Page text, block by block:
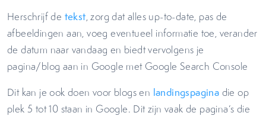
Herschrijf de tekst, zorg dat alles up-to-date, pas de
afbeeldingen aan, voeg eventueel informatie toe, verander
de datum naar vandaag en biedt vervolgens je
pagina/blog aan in Google met Google Search Console
Dit kan je ook doen voor blogs en landingspagina die op
plek 5 tot 10 staan in Google. Dit zijn vaak de pagina’s die